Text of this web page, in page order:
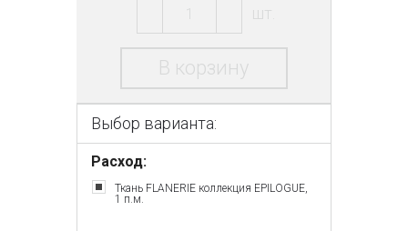
шт.
В корзину
Выбор варианта:
Расход:
Ткань FLANERIE коллекция EPILOGUE,
1 п.м.